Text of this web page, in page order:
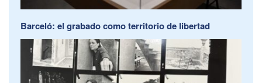
Barceló: el grabado como territorio de libertad